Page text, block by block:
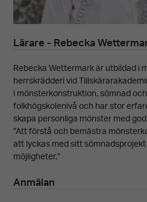
Lärare - Rebecka
Rebecka Wettermark är utbildad i
herrskrädderi vid
i mönsterkonstruktion, sömnad
folkhögskolenivå och har stor
skapa personliga mönster med
”Att förstå och bemästra
att lyckas med sitt
möjligheter.”
Anmälan